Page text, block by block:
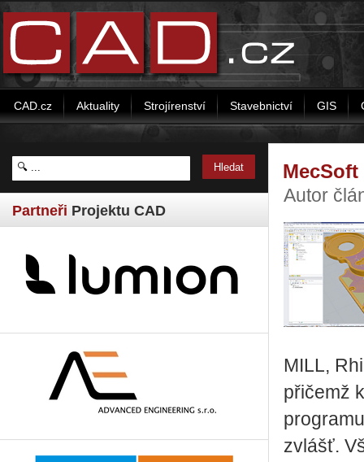
CAD.cz Aktuality Strojírenství Stavebnictví GIS
Partneři Projektu CAD
MecSoft
Autor
MILL,
přičemž
zvlášť.